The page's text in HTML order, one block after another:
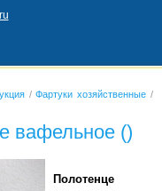
/Фартуки хозяйственные /
вафельное ()
Полотенце